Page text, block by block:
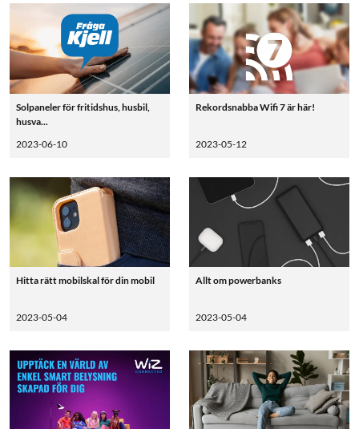
Solpaneler för fritidshus, husbil,
husva...
2023-06-10
Rekordsnabba Wifi 7 är här!
2023-05-12
Hitta rätt mobilskal för din mobil
2023-05-04
Allt om powerbanks
2023-05-04